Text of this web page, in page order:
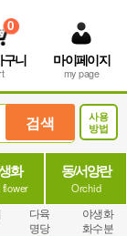
구니
0
마이페이지
my page
사용
방법
검색
화 동/서양란
Orchid
다육
명당
야생화
화수분